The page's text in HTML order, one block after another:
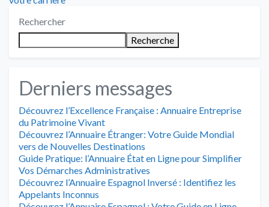
l’article
Rechercher
Recherche
Derniers messages
Découvrez l’Excellence Française : Annuaire Entreprise
du Patrimoine Vivant
Découvrez l’Annuaire Étranger: Votre Guide Mondial
vers de Nouvelles Destinations
Guide Pratique: l’Annuaire État en Ligne pour Simplifier
Vos Démarches Administratives
Découvrez l’Annuaire Espagnol Inversé : Identifiez les
Appelants Inconnus